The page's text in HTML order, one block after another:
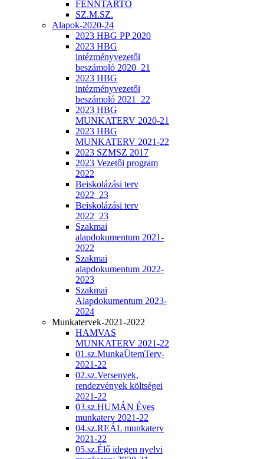
FENNTARTÓ
SZ.M.SZ.
Alapok-2020-24
2023 HBG PP 2020
2023 HBG
intézményvezetői
beszámoló 2020_21
2023 HBG
intézményvezetői
beszámoló 2021_22
2023 HBG
MUNKATERV 2020-21
2023 HBG
MUNKATERV 2021-22
2023 SZMSZ 2017
2023 Vezetői program
2022
Beiskolázási terv
2022_23
Beiskolázási terv
2022_23
Szakmai
alapdokumentum 2021-
2022
Szakmai
alapdokumentum 2022-
2023
Szakmai
Alapdokumentum 2023-
2024
Munkatervek-2021-2022
HAMVAS
MUNKATERV 2021-22
01.sz.MunkaÜtemTerv-
2021-22
02.sz.Versenyek,
rendezvények költségei
2021-22
03.sz.HUMÁN Éves
munkaterv 2021-22
04.sz.REÁL munkaterv
2021-22
05.sz.Élő idegen nyelvi